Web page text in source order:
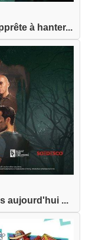
à hanter...
aujourd'hui ...